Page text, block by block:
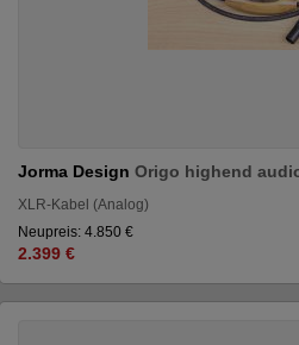
Jorma Design Origo highend
XLR-Kabel (Analog)
Neupreis: 4.850 €
2.399 €